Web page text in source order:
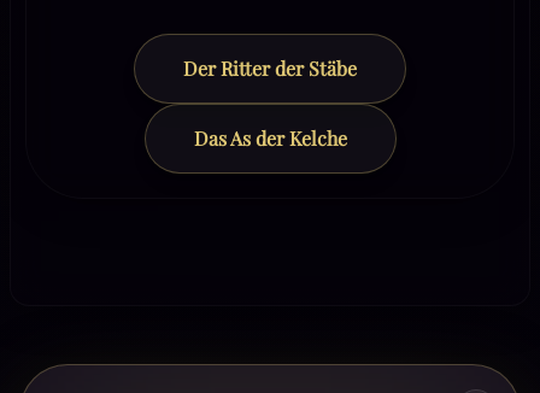
Der Ritter der Stäbe
Das As der Kelche